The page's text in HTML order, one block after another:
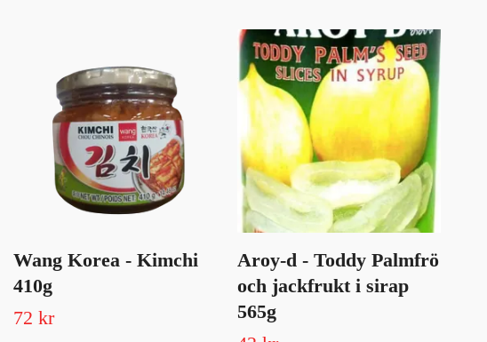
Wang Korea - Kimchi
410g
72 kr
Aroy-d - Toddy Palmfrö
och jackfrukt i sirap
565g